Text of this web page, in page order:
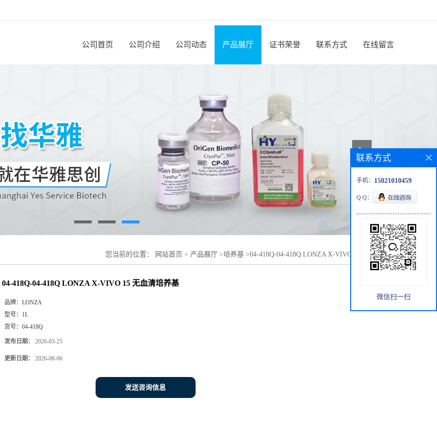
公司首页 公司介绍 公司动态 产品展厅 证书荣誉 联系方式 在线留言
您当前的位置： 网站首页 > 产品展厅 >培养基 >04-418Q-04-418Q LONZA X-VIVO 15 无血清培养
04-418Q-04-418Q LONZA X-VIVO 15 无血清培养基
品牌： LONZA
型号： 1L
货号： 04-418Q
发布日期： 2026-03-25
更新日期： 2026-08-06
发送咨询信息
联系方式
手机： 15021010459
Q Q：
微信扫一扫